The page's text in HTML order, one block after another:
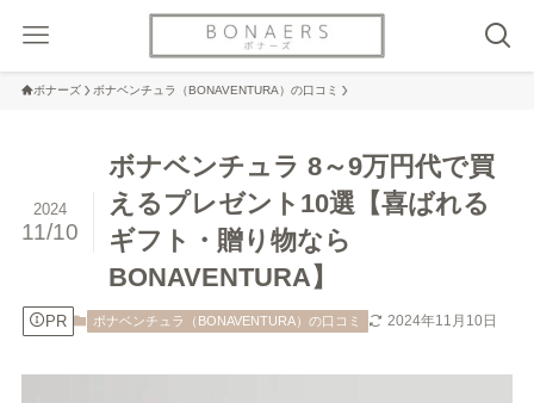
ボナーズ ボナベンチュラ（BONAVENTURA）の口コミ
ボナベンチュラ 8～9万円代で買
えるプレゼント10選【喜ばれる
ギフト・贈り物なら
BONAVENTURA】
2024
11/10
PR ボナベンチュラ（BONAVENTURA）の口コミ 2024年11月10日